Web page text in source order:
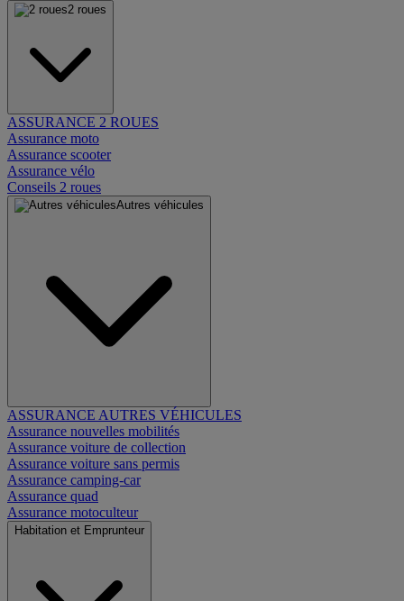
2 roues
ASSURANCE 2 ROUES
Assurance moto
Assurance scooter
Assurance vélo
Conseils 2 roues
Autres véhicules
ASSURANCE AUTRES VÉHICULES
Assurance nouvelles mobilités
Assurance voiture de collection
Assurance voiture sans permis
Assurance camping-car
Assurance quad
Assurance motoculteur
Habitation et Emprunteur